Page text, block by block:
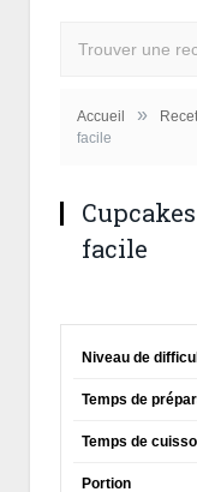
Accueil »
facile
facile
Niveau de
Temps de
Temps de
Portion